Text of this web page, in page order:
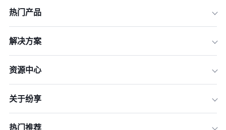
热门产品
解决方案
资源中心
关于纷享
热门推荐